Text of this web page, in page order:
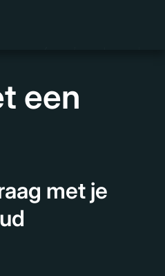
een
met je